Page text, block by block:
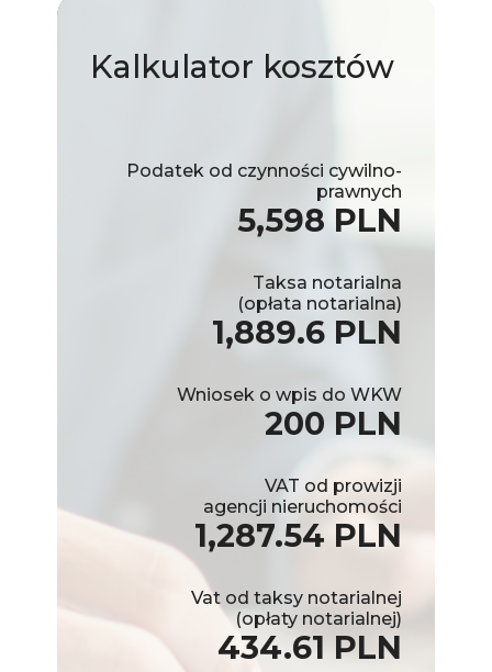
Kalkulator kosztów
Podatek od czynności cywilno-
prawnych
5,598 PLN
Taksa notarialna
(opłata notarialna)
1,889.6 PLN
Wniosek o wpis do WKW
200 PLN
VAT od prowizji
agencji nieruchomości
1,287.54 PLN
Vat od taksy notarialnej
(opłaty notarialnej)
434.61 PLN